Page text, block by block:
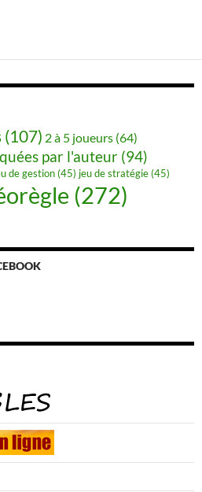
(107) 2 à 5 joueurs (64)
par l'auteur (94)
de gestion(45) jeu de stratégie (45)
(272)